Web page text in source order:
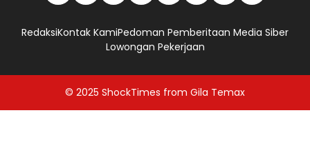
RedaksiKontak KamiPedoman Pemberitaan Media Siber
Lowongan Pekerjaan
© 2025 ShockTimes from Gila Temax